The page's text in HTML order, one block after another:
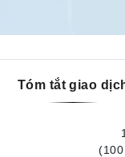
Tóm tắt giao
(100